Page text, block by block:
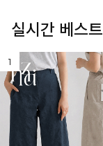
실시간 베스트